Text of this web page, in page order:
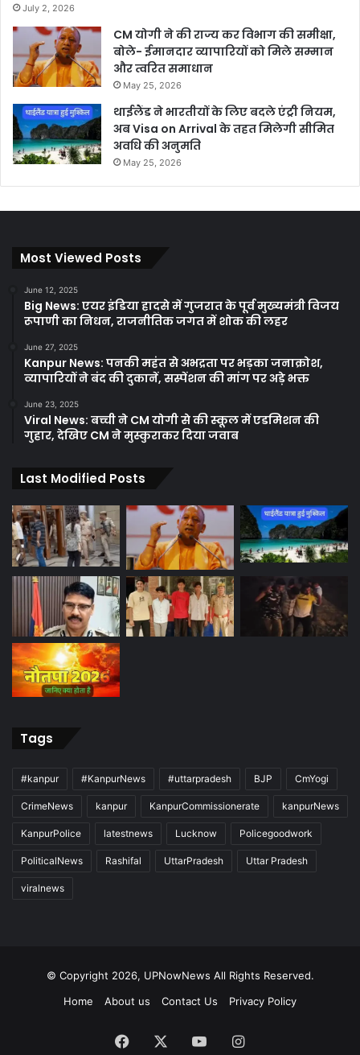
July 2, 2026
CM योगी ने की राज्य कर विभाग की समीक्षा,
बोले- ईमानदार व्यापारियों को मिले सम्मान
और त्वरित समाधान
May 25, 2026
थाईलैंड ने भारतीयों के लिए बदले एंट्री नियम,
अब Visa on Arrival के तहत मिलेगी सीमित
अवधि की अनुमति
May 25, 2026
Most Viewed Posts
June 12, 2025
Big News: एयर इंडिया हादसे में गुजरात के पूर्व मुख्यमंत्री विजय
रूपाणी का निधन, राजनीतिक जगत में शोक की लहर
June 27, 2025
Kanpur News: पनकी महंत से अभद्रता पर भड़का जनाक्रोश,
व्यापारियों ने बंद की दुकानें, सस्पेंशन की मांग पर अड़े भक्त
June 23, 2025
Viral News: बच्ची ने CM योगी से की स्कूल में एडमिशन की
गुहार, देखिए CM ने मुस्कुराकर दिया जवाब
Last Modified Posts
Tags
#kanpur #KanpurNews #uttarpradesh BJP CmYogi
CrimeNews kanpur KanpurCommissionerate kanpurNews
KanpurPolice latestnews Lucknow Policegoodwork
PoliticalNews Rashifal UttarPradesh Uttar Pradesh
viralnews
© Copyright 2026, UPNowNews All Rights Reserved.
Home
About us Contact Us Privacy Policy
Facebook YouTubeInstagram